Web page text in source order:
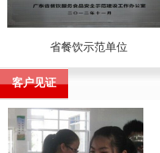
省餐饮示范单位
客户见证